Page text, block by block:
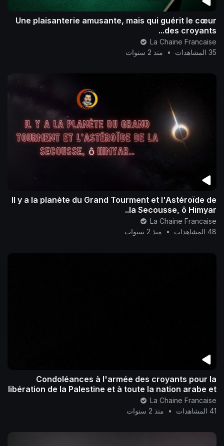
Une plaisanterie amusante, mais qui guérit le cœur
des croyants...
La Chaine Francaise
35 المشاهدات
• منذ 2 سنوات
Il y a la planète du Grand Tourment et l'Astéroïde de
la Secousse, ô Himyar..
La Chaine Francaise
48 المشاهدات
• منذ 2 سنوات
Condoléances à l'armée des croyants pour la
libération de la Palestine et à toute la nation arabe et
islamique..
La Chaine Francaise
41 المشاهدات
• منذ 2 سنوات